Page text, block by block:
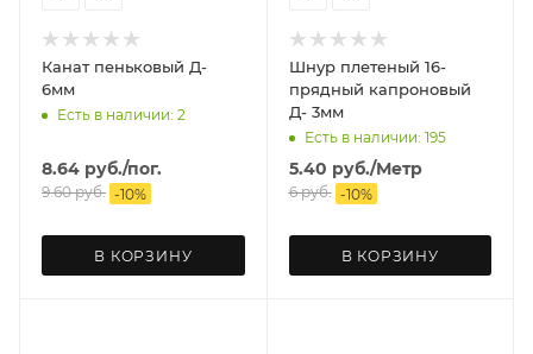
Канат пеньковый Д-
6мм
Есть в наличии: 2
8.64 руб./пог.
9.60руб. -10%
В КОРЗИНУ
Шнур плетеный 16-
прядный капроновый
Д- 3мм
Есть в наличии: 195
5.40 руб./Метр
6руб. -10%
В КОРЗИНУ